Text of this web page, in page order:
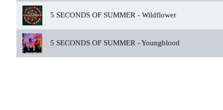
5 SECONDS OF SUMMER - Wildflower
5 SECONDS OF SUMMER -Youngblood